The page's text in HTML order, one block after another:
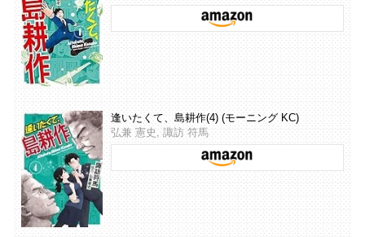
逢いたくて、島耕作(4) (モーニング KC)
弘兼 憲史, 諏訪 符馬